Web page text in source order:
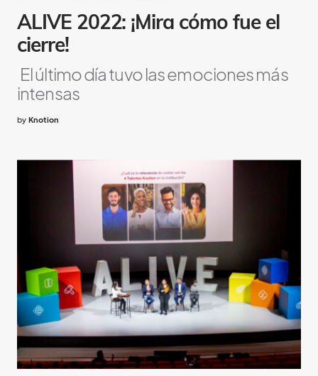
ALIVE 2022: ¡Mira cómo fue el
cierre!
El último día tuvo las emociones más
intensas
by Knotion